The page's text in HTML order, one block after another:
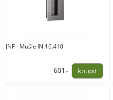
JNF - Mušle IN.16.410
601,-